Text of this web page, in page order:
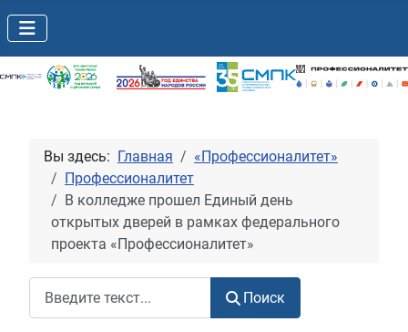
Вы здесь: Главная
«Профессионалитет»
Профессионалитет
В колледже прошел Единый день
открытых дверей в рамках федерального
проекта «Профессионалитет»
Поиск